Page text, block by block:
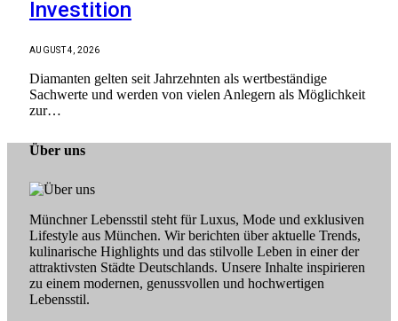
Investition
AUGUST 4, 2026
Diamanten gelten seit Jahrzehnten als wertbeständige
Sachwerte und werden von vielen Anlegern als Möglichkeit
zur…
Über uns
Münchner Lebensstil steht für Luxus, Mode und exklusiven
Lifestyle aus München. Wir berichten über aktuelle Trends,
kulinarische Highlights und das stilvolle Leben in einer der
attraktivsten Städte Deutschlands. Unsere Inhalte inspirieren
zu einem modernen, genussvollen und hochwertigen
Lebensstil.